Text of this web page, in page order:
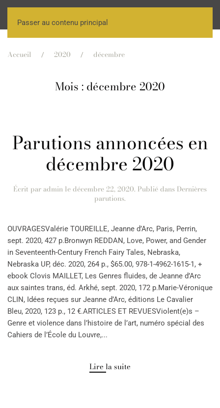
Passer au contenu principal
Accueil 2020 décembre
Mois : décembre 2020
Parutions annoncées en
décembre 2020
Écrit paradmin ledécembre 22, 2020. Publié dans Dernières
parutions.
OUVRAGESValérie TOUREILLE, Jeanne d’Arc, Paris, Perrin,
sept. 2020, 427 p.Bronwyn REDDAN, Love, Power, and Gender
in Seventeenth-Century French Fairy Tales, Nebraska,
Nebraska UP, déc. 2020, 264 p., $65.00, 978-1-4962-1615-1, +
ebook Clovis MAILLET, Les Genres fluides, de Jeanne d’Arc
aux saintes trans, éd. Arkhé, sept. 2020, 172 p.Marie-Véronique
CLIN, Idées reçues sur Jeanne d’Arc, éditions Le Cavalier
Bleu, 2020, 123 p., 12 €.ARTICLES ET REVUESViolent(e)s –
Genre et violence dans l’histoire de l’art, numéro spécial des
Cahiers de l’École du Louvre,...
Lire la suite